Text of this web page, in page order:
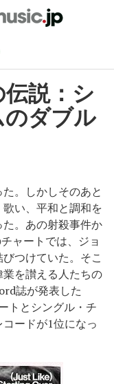
説：シ
ダブル
。しかしそのあと
い、平和と調和を
。あの射殺事件か
ャートでは、ジョ
つけていた。そこ
を讃える人たちの
誌が発表した
トとシングル・チ
ードが1位になっ
終了